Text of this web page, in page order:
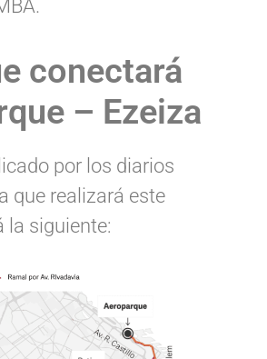
conectará
– Ezeiza
por los diarios
que realizará este
la siguiente: